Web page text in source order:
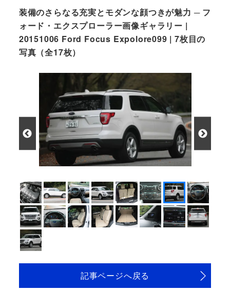
装備のさらなる充実とモダンな顔つきが魅力 ─ フ
ォード・エクスプローラー画像ギャラリー |
20151006 Ford Focus Expolore099 | 7枚目の
写真（全17枚）
記事ページへ戻る